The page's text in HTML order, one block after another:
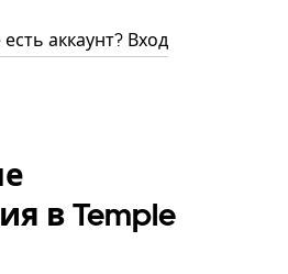
аккаунт? Вход
в Temple